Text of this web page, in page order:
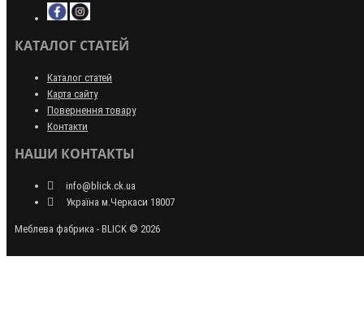
КАТАЛОГ СТАТЕЙ
Каталог статей
Карта сайту
Повернення товару
Контакти
НАШИ КОНТАКТЫ
info@blick.ck.ua
Україна м.Черкаси 18007
Меблева фабрика - BLICK © 2026